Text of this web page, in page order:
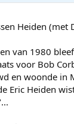
Heiden (met
van 1980
voor Bob
en woonde in
Eric Heiden